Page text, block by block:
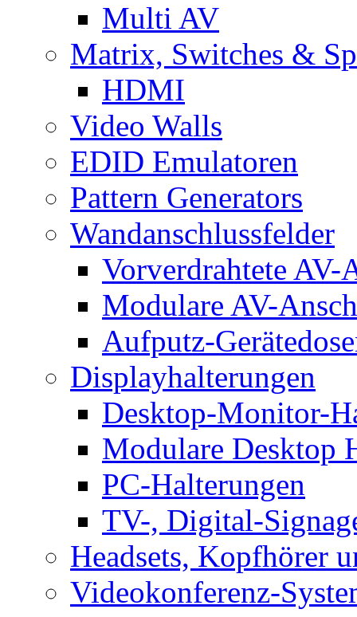
Multi AV
Matrix, Switches &
HDMI
Video Walls
EDID Emulatoren
Pattern Generators
Wandanschlussfelder
Vorverdrahtete AV-
Modulare AV-
Aufputz-
Displayhalterungen
Desktop-Monitor-
Modulare Desktop
PC-Halterungen
TV-, Digital-
Headsets, Kopfhörer
Videokonferenz-